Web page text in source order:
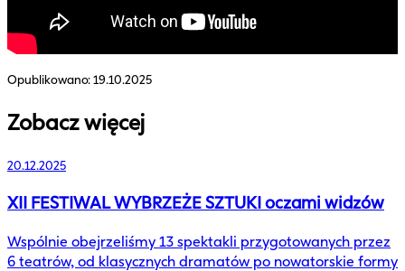
Opublikowano:19.10.2025
Zobacz więcej
20.12.2025
XII FESTIWAL WYBRZEŻE SZTUKI oczami widzów
Wspólnie obejrzeliśmy 13 spektakli przygotowanych przez
6 teatrów, od klasycznych dramatów po nowatorskie formy